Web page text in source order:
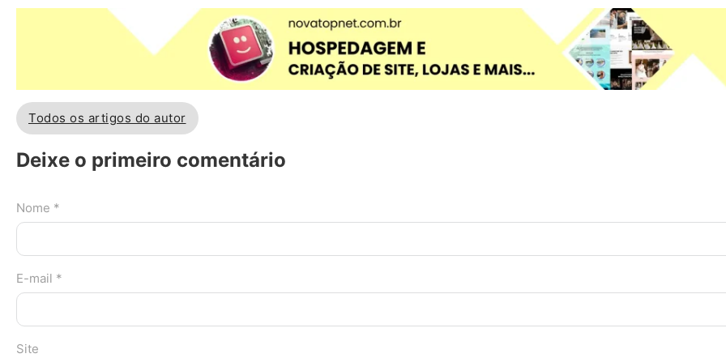
Todos os artigos do autor
Deixe o primeiro comentário
Nome *
E-mail *
Site